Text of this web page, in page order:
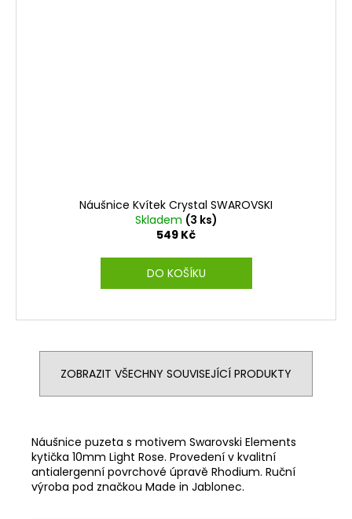
Náušnice Kvítek Crystal SWAROVSKI
Skladem (3 ks)
549 Kč
DO KOŠÍKU
ZOBRAZIT VŠECHNY SOUVISEJÍCÍ PRODUKTY
Náušnice puzeta s motivem Swarovski Elements
kytička 10mm Light Rose. Provedení v kvalitní
antialergenní povrchové úpravě Rhodium. Ruční
výroba pod značkou Made in Jablonec.